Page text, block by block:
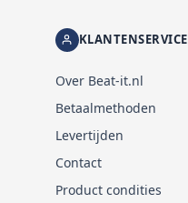
KLANTENSERVICE
Over Beat-it.nl
Betaalmethoden
Levertijden
Contact
Product condities